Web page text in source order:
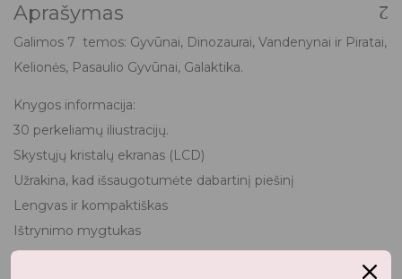
Aprašymas
Galimos 7 temos: Gyvūnai, Dinozaurai, Vandenynai ir Piratai,
Kelionės, Pasaulio Gyvūnai, Galaktika.
Knygos informacija:
30 perkeliamų iliustracijų.
Skystųjų kristalų ekranas (LCD)
Užrakina, kad išsaugotumėte dabartinį piešinį
Lengvas ir kompaktiškas
Ištrynimo mygtukas
Rašiklis